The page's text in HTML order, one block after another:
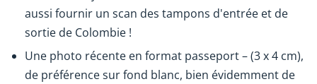
aussi fournir un scan des tampons d'entrée et de
sortie de Colombie !
Une photo récente en format passeport – (3 x 4 cm),
de préférence sur fond blanc, bien évidemment de